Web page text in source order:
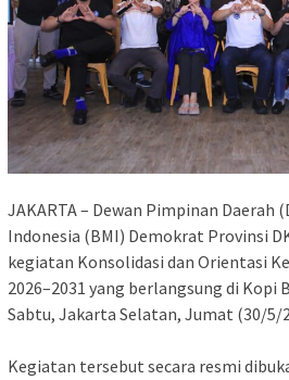
JAKARTA – Dewan Pimpinan Daerah
Indonesia (BMI) Demokrat Provinsi
kegiatan Konsolidasi dan Orientasi
2026–2031 yang berlangsung di Kopi
Sabtu, Jakarta Selatan, Jumat (30/5/
‎Kegiatan tersebut secara resmi